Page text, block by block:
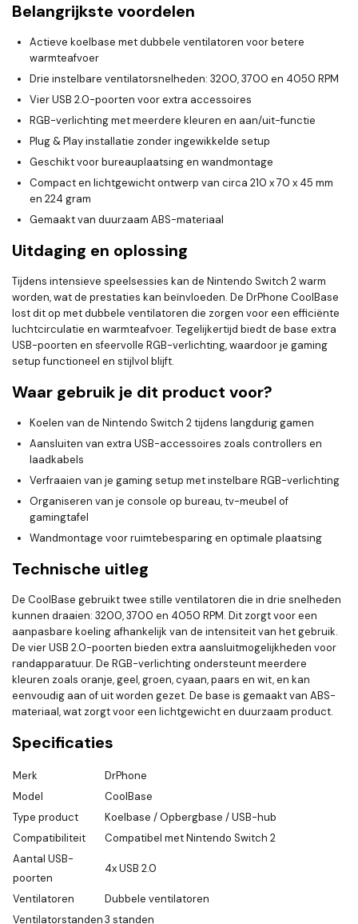
Belangrijkste voordelen
Actieve koelbase met dubbele ventilatoren voor betere
warmteafvoer
Drie instelbare ventilatorsnelheden: 3200, 3700 en 4050 RPM
Vier USB 2.0-poorten voor extra accessoires
RGB-verlichting met meerdere kleuren en aan/uit-functie
Plug & Play installatie zonder ingewikkelde setup
Geschikt voor bureauplaatsing en wandmontage
Compact en lichtgewicht ontwerp van circa 210 x 70 x 45 mm
en 224 gram
Gemaakt van duurzaam ABS-materiaal
Uitdaging en oplossing
Tijdens intensieve speelsessies kan de Nintendo Switch 2 warm
worden, wat de prestaties kan beïnvloeden. De DrPhone CoolBase
lost dit op met dubbele ventilatoren die zorgen voor een efficiënte
luchtcirculatie en warmteafvoer. Tegelijkertijd biedt de base extra
USB-poorten en sfeervolle RGB-verlichting, waardoor je gaming
setup functioneel en stijlvol blijft.
Waar gebruik je dit product voor?
Koelen van de Nintendo Switch 2 tijdens langdurig gamen
Aansluiten van extra USB-accessoires zoals controllers en
laadkabels
Verfraaien van je gaming setup met instelbare RGB-verlichting
Organiseren van je console op bureau, tv-meubel of
gamingtafel
Wandmontage voor ruimtebesparing en optimale plaatsing
Technische uitleg
De CoolBase gebruikt twee stille ventilatoren die in drie snelheden
kunnen draaien: 3200, 3700 en 4050 RPM. Dit zorgt voor een
aanpasbare koeling afhankelijk van de intensiteit van het gebruik.
De vier USB 2.0-poorten bieden extra aansluitmogelijkheden voor
randapparatuur. De RGB-verlichting ondersteunt meerdere
kleuren zoals oranje, geel, groen, cyaan, paars en wit, en kan
eenvoudig aan of uit worden gezet. De base is gemaakt van ABS-
materiaal, wat zorgt voor een lichtgewicht en duurzaam product.
Specificaties
Merk
DrPhone
Model
CoolBase
Type product
Koelbase / Opbergbase / USB-hub
Compatibiliteit
Compatibel met Nintendo Switch 2
Aantal USB-
poorten
4x USB 2.0
Ventilatoren
Dubbele ventilatoren
Ventilatorstanden3 standen